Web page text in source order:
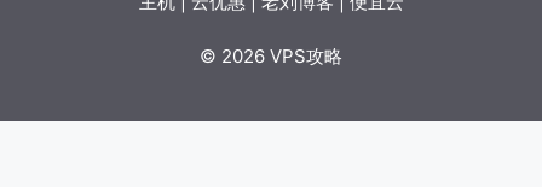
© 2026 VPS攻略